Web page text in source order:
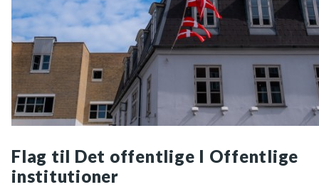
Flag til Det offentlige I Offentlige
institutioner